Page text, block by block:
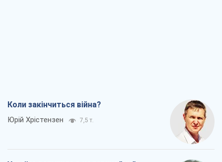
Коли закінчиться війна?
Юрій Хрістензен 7,5 т.